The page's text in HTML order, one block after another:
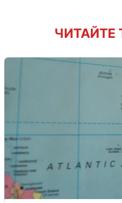
ЧИТАЙТЕ